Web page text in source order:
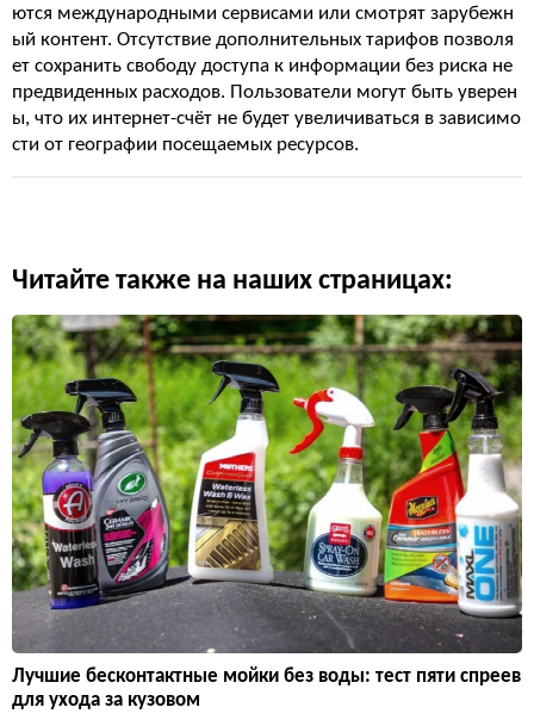
ются международными сервисами или смотрят зарубежн
ый контент. Отсутствие дополнительных тарифов позволя
ет сохранить свободу доступа к информации без риска не
предвиденных расходов. Пользователи могут быть уверен
ы, что их интернет-счёт не будет увеличиваться в зависимо
сти от географии посещаемых ресурсов.
Читайте также на наших страницах:
Лучшие бесконтактные мойки без воды: тест пяти спреев
для ухода за кузовом